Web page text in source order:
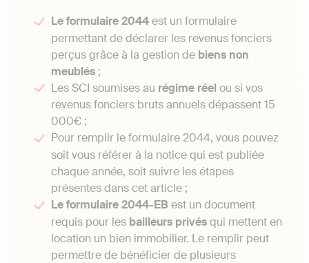
Le formulaire 2044est un formulaire
permettant de déclarer les revenus fonciers
perçus grâce à la gestion de biens non
meublés ;
Les SCI soumises au régime réel ou si vos
revenus fonciers bruts annuels dépassent 15
000€ ;
Pour remplir le formulaire 2044, vous pouvez
soit vous référer à la notice qui est publiée
chaque année, soit suivre les étapes
présentes dans cet article ;
Le formulaire 2044-EB est un document
requis pour les bailleurs privésqui mettent en
location un bien immobilier. Le remplir peut
permettre de bénéficier de plusieurs